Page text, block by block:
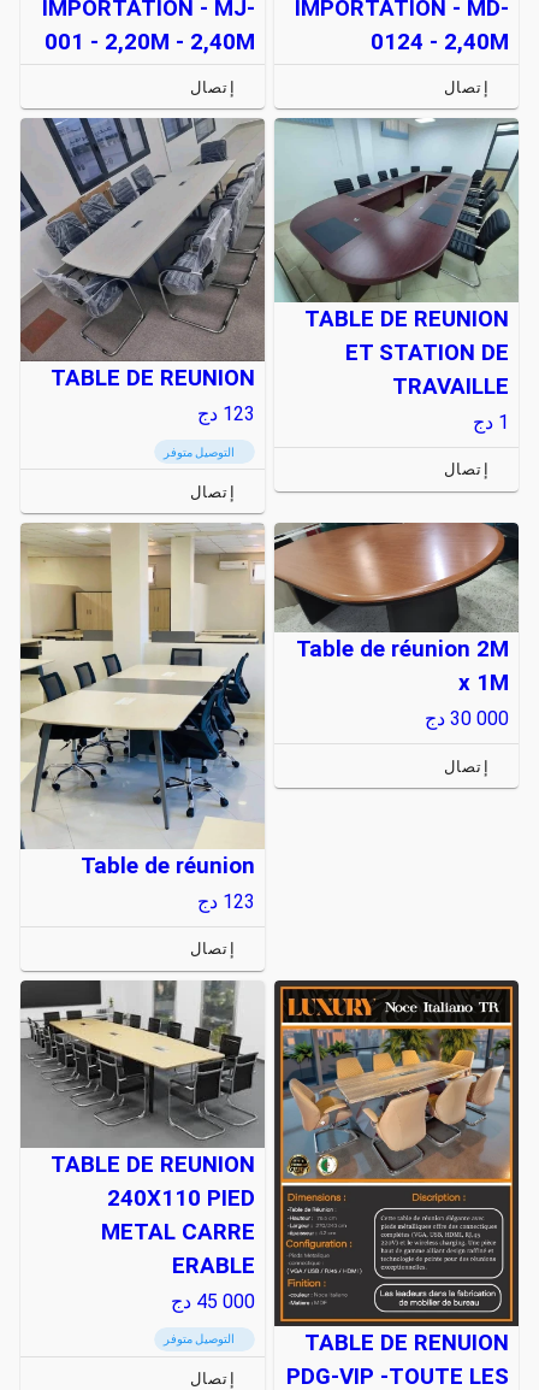
IMPORTATION - MD-
0124 - 2,40M
إتصال
IMPORTATION - MJ-
001 - 2,20M - 2,40M
إتصال
TABLE DE REUNION
ET STATION DE
TRAVAILLE
1 دج
إتصال
TABLE DE REUNION
123 دج
التوصيل متوفر
إتصال
Table de réunion 2M
x 1M
30 000 دج
إتصال
Table de réunion
123 دج
إتصال
TABLE DE RENUION
PDG-VIP -TOUTE LES
TABLE DE REUNION
240X110 PIED
METAL CARRE
ERABLE
45 000 دج
التوصيل متوفر
إتصال